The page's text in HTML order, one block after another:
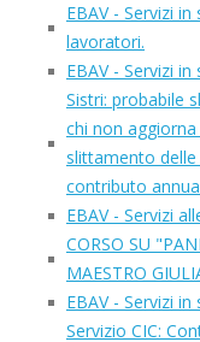
EBAV - Servizi
lavoratori.
EBAV - Servizi
Sistri: probabile
chi non
slittamento
contributo
EBAV - Servizi
CORSO SU
MAESTRO
EBAV - Servizi
Servizio CIC: